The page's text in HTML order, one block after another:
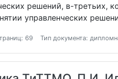
решений, в-третьих,
управленческих
69 Тип документа: